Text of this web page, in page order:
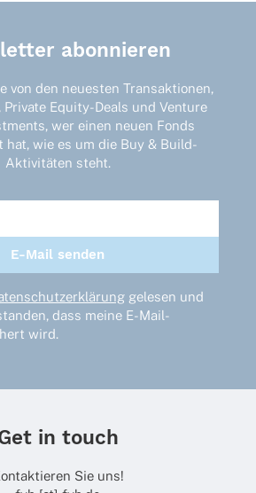
abonnieren
von den neuesten Transaktionen,
Private Equity-Deals und Venture
wer einen neuen Fonds
hat, wie es um die Buy & Build-
Aktivitäten steht.
gelesen und
dass meine E-Mail-
wird.
in touch
Sie uns!